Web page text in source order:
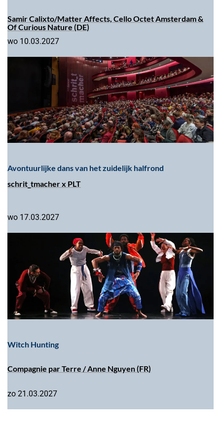
Samir Calixto/Matter Affects, Cello Octet Amsterdam &
Of Curious Nature (DE)
wo 10.03.2027
Avontuurlijke dans van het zuidelijk halfrond
schrit_tmacher x PLT
wo 17.03.2027
Witch Hunting
Compagnie par Terre / Anne Nguyen (FR)
zo 21.03.2027